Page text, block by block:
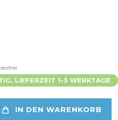
LIEFERZEIT 1-3 WERKTAGE
IN DEN WARENKORB